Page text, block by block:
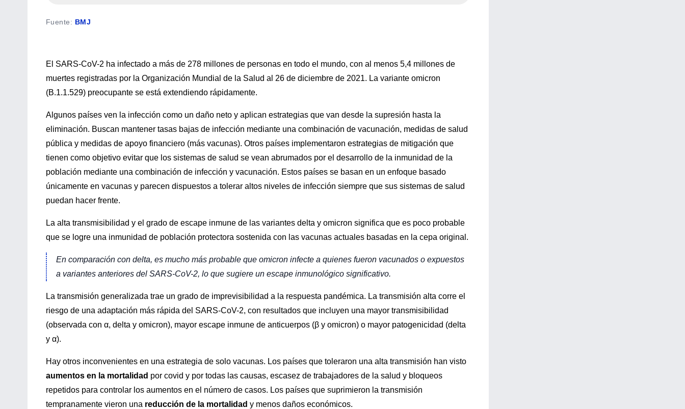
Fuente: BMJ
El SARS-CoV-2 ha infectado a más de 278 millones de personas en todo el mundo, con al menos 5,4 millones de
muertes registradas por la Organización Mundial de la Salud al 26 de diciembre de 2021. La variante omicron
(B.1.1.529) preocupante se está extendiendo rápidamente.
Algunos países ven la infección como un daño neto y aplican estrategias que van desde la supresión hasta la
eliminación. Buscan mantener tasas bajas de infección mediante una combinación de vacunación, medidas de salud
pública y medidas de apoyo financiero (más vacunas). Otros países implementaron estrategias de mitigación que
tienen como objetivo evitar que los sistemas de salud se vean abrumados por el desarrollo de la inmunidad de la
población mediante una combinación de infección y vacunación. Estos países se basan en un enfoque basado
únicamente en vacunas y parecen dispuestos a tolerar altos niveles de infección siempre que sus sistemas de salud
puedan hacer frente.
La alta transmisibilidad y el grado de escape inmune de las variantes delta y omicron significa que es poco probable
que se logre una inmunidad de población protectora sostenida con las vacunas actuales basadas en la cepa original.
En comparación con delta, es mucho más probable que omicron infecte a quienes fueron vacunados o expuestos
a variantes anteriores del SARS-CoV-2, lo que sugiere un escape inmunológico significativo.
La transmisión generalizada trae un grado de imprevisibilidad a la respuesta pandémica. La transmisión alta corre el
riesgo de una adaptación más rápida del SARS-CoV-2, con resultados que incluyen una mayor transmisibilidad
(observada con α, delta y omicron), mayor escape inmune de anticuerpos (β y omicron) o mayor patogenicidad (delta
y α).
Hay otros inconvenientes en una estrategia de solo vacunas. Los países que toleraron una alta transmisión han visto
aumentos en la mortalidad por covid y por todas las causas, escasez de trabajadores de la salud y bloqueos
repetidos para controlar los aumentos en el número de casos. Los países que suprimieron la transmisión
tempranamente vieron una reducción de la mortalidad y menos daños económicos.